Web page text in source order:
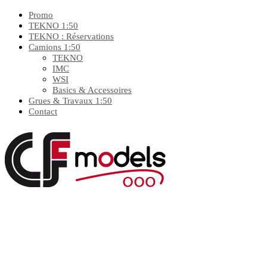
Promo
TEKNO 1:50
TEKNO : Réservations
Camions 1:50
TEKNO
IMC
WSI
Basics & Accessoires
Grues & Travaux 1:50
Contact